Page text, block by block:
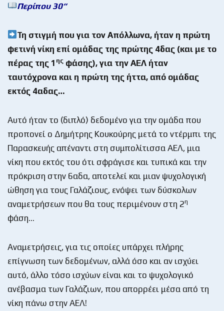
Περίπου 30“
Τη στιγμή που για τον Απόλλωνα, ήταν η πρώτη
φετινή νίκη επί ομάδας της πρώτης 4δας (και με το
πέρας της 1 ης φάσης), για την ΑΕΛ ήταν
ταυτόχρονα και η πρώτη της ήττα, από ομάδας
εκτός 4αδας…
Αυτό ήταν το (διπλό) δεδομένο για την ομάδα που
προπονεί ο Δημήτρης Κουκούρης μετά το ντέρμπι της
Παρασκευής απέναντι στη συμπολίτισσα ΑΕΛ, μια
νίκη που εκτός του ότι σφράγισε και τυπικά και την
πρόκριση στην 6αδα, αποτελεί και μιαν ψυχολογική
ώθηση για τους Γαλάζιους, ενόψει των δύσκολων
αναμετρήσεων που θα τους περιμένουν στη 2η
φάση…
Αναμετρήσεις, για τις οποίες υπάρχει πλήρης
επίγνωση των δεδομένων, αλλά όσο και αν ισχύει
αυτό, άλλο τόσο ισχύων είναι και το ψυχολογικό
ανέβασμα των Γαλάζιων, που απορρέει μέσα από τη
νίκη πάνω στην ΑΕΛ!